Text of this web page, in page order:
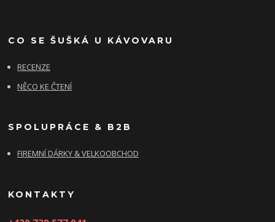
CO SE ŠUŠKÁ U KÁVOVARU
RECENZE
NĚCO KE ČTENÍ
SPOLUPRÁCE & B2B
FIREMNÍ DÁRKY & VELKOOBCHOD
KONTAKTY